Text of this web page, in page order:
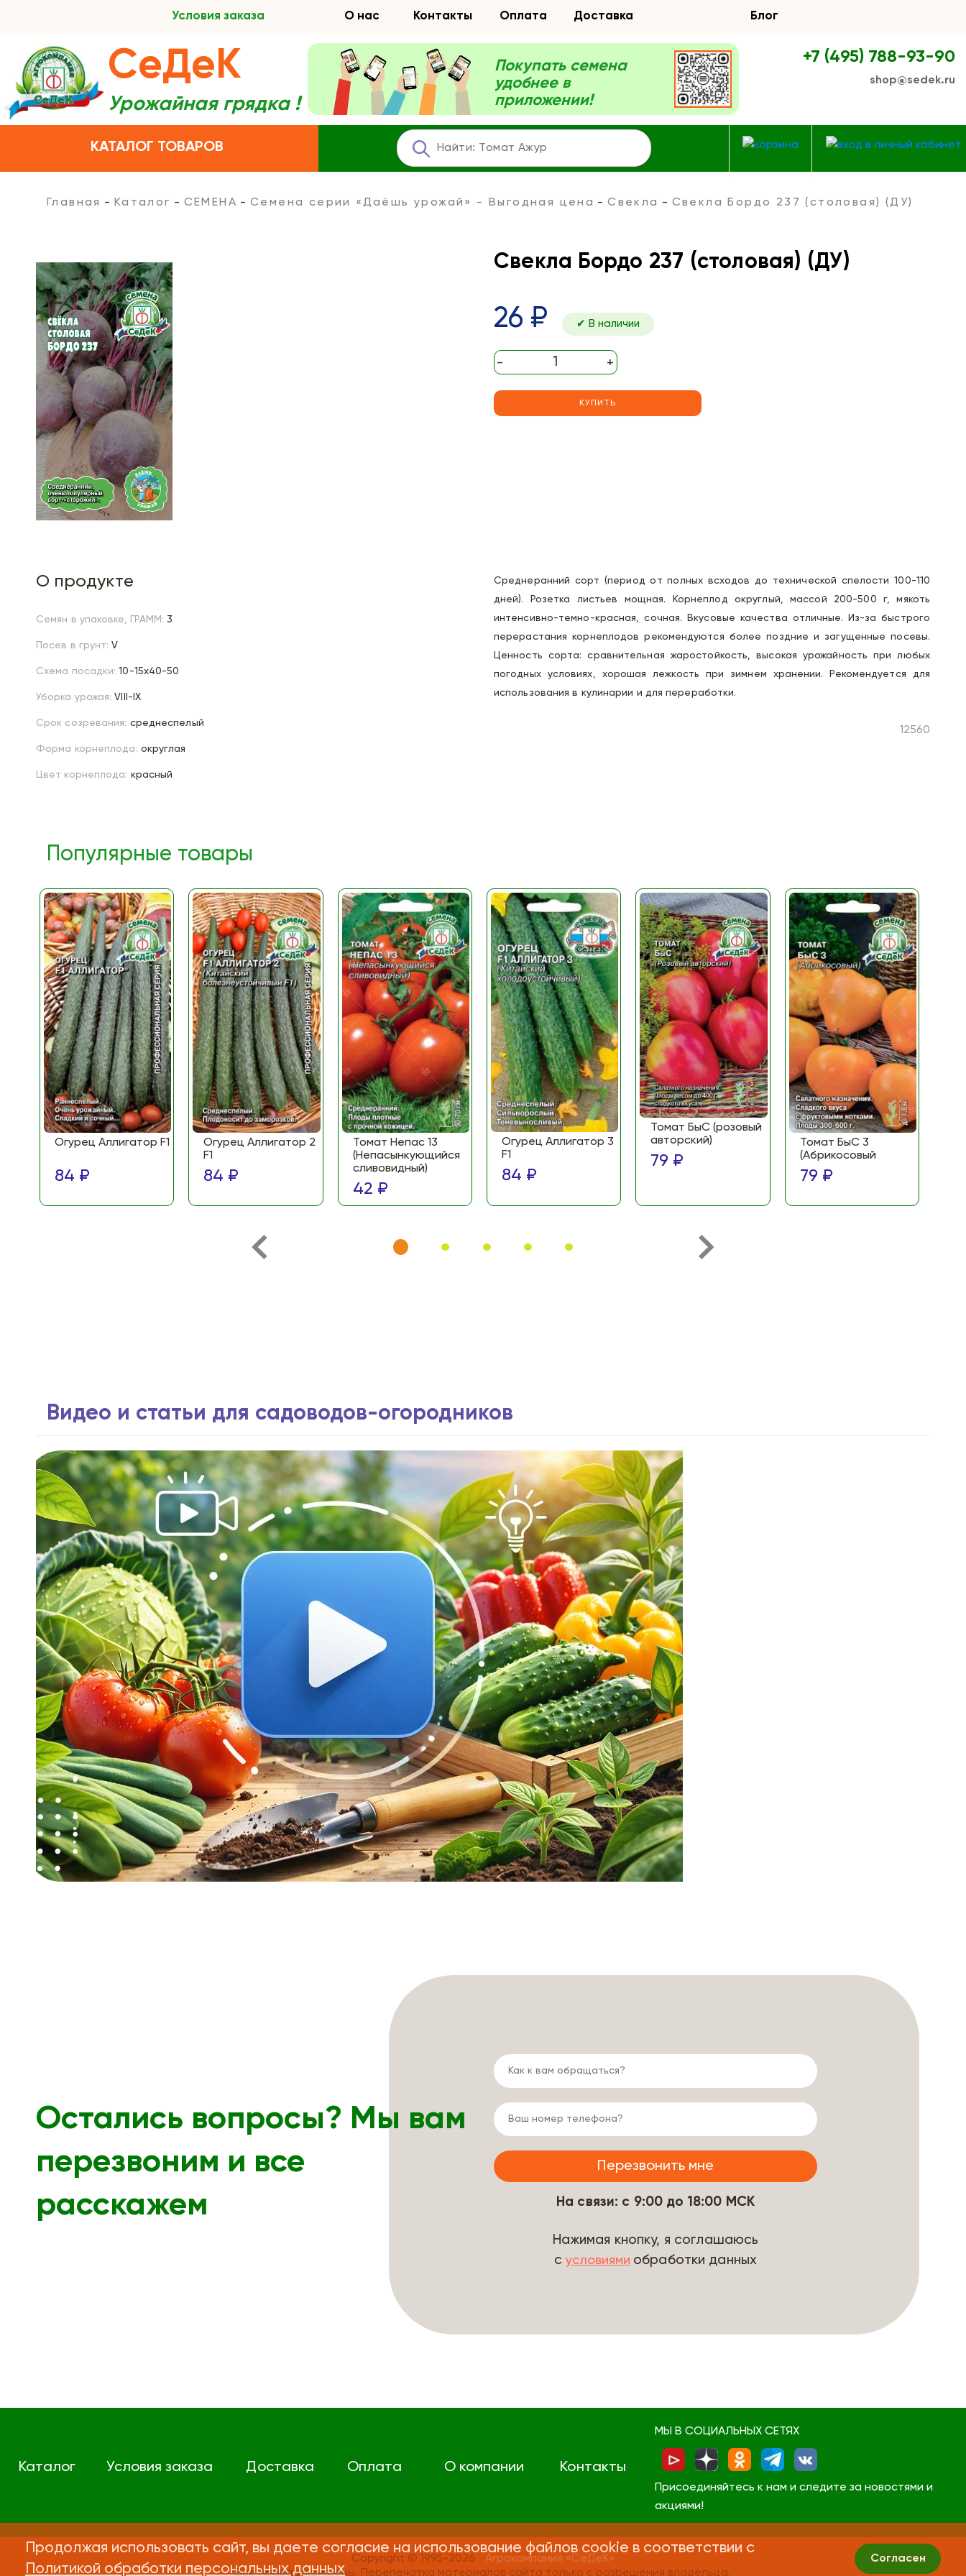
Условия заказа О нас Контакты Оплата Доставка Блог
КАТАЛОГ ТОВАРОВ
СеДеК
Урожайная грядка !
Покупать семена
удобнее в
приложении!
+7 (495) 788-93-90
shop@sedek.ru
Главная Каталог СЕМЕНА Семена серии «Даёшь урожай» - Выгодная цена Свекла Свекла Бордо 237 (столовая) (ДУ)
Свекла Бордо 237 (столовая) (ДУ)
26 ₽ ✔ В наличии
- +
КУПИТЬ
О продукте
Семян в упаковке, ГРАММ: 3
Посев в грунт: V
Схема посадки: 10-15х40-50
Уборка урожая: VIII-IX
Срок созревания: среднеспелый
Форма корнеплода: округлая
Цвет корнеплода: красный
Среднеранний сорт (период от полных всходов до технической спелости 100-110
дней). Розетка листьев мощная. Корнеплод округлый, массой 200-500 г, мякоть
интенсивно-темно-красная, сочная. Вкусовые качества отличные. Из-за быстрого
перерастания корнеплодов рекомендуются более поздние и загущенные посевы.
Ценность сорта: сравнительная жаростойкость, высокая урожайность при любых
погодных условиях, хорошая лежкость при зимнем хранении. Рекомендуется для
использования в кулинарии и для переработки.
12560
Популярные товары
Огурец Аллигатор F1
84 ₽
Огурец Аллигатор 2
F1
84 ₽
Томат Непас 13
(Непасынкующийся
сливовидный)
42 ₽
Огурец Аллигатор 3
F1
84 ₽
Томат БыС (розовый
авторский)
79 ₽
Томат БыС 3
(Абрикосовый
79 ₽
Видео и статьи для садоводов-огородников
Остались вопросы? Мы вам
перезвоним и все
расскажем
На связи: с 9:00 до 18:00 МСК
Нажимая кнопку, я соглашаюсь
с условиями обработки данных
Каталог Условия заказа Доставка Оплата О компании Контакты
МЫ В СОЦИАЛЬНЫХ СЕТЯХ
Присоединяйтесь к нам и следите за новостями и
акциями!
Copyright © 1995-2026
Агрокомпания «СеДеК»
Все права защищены. Перепечатка материалов сайта только с разрешения владельца.
Продолжая использовать сайт, вы даете согласие на использование файлов cookie в соответствии с
Политикой обработки персональных данных
Согласен